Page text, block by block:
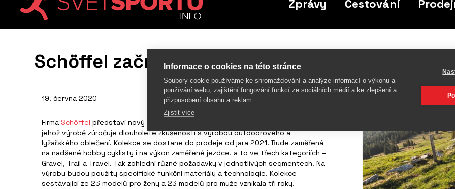
Zprávy Cestování
Schöffel začne vyrábět oblečení pro cyklisty
19. června 2020
Firma Schöffel představí nový segment svého portfolia – oblečení pro cyklisty, při
jehož výrobě zúročuje dlouholeté zkušenosti s výrobou outdoorového a
lyžařského oblečení. Kolekce se dostane do prodeje od jara 2021. Bude zaměřená
na nadšené hobby cyklisty i na výkon zaměřené jezdce, a to ve třech kategoriích –
Gravel, Trail a Travel. Tak zohlední různé požadavky v jednotlivých segmentech. Na
výrobu budou použity specifické funkční materiály a technologie. Kolekce
sestávající ze 23 modelů pro ženy a 23 modelů pro muže vznikala tři roky.
Informace o cookies na této stránce
Soubory cookie používáme ke shromažďování a analýze informací o výkonu a
používání webu, zajištění fungování funkcí ze sociálních médií a ke zlepšení a
přizpůsobení obsahu a reklam.
Zjistit více